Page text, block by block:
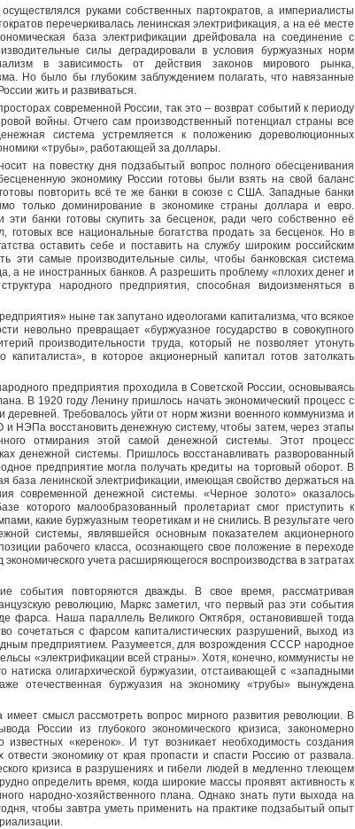
руками собственных партократов, а империалисты
перечеркивалась ленинская электрификация, а на её месте
база электрификации дрейфовала на соединение с
силы деградировали в условия буржуазных норм
в зависимость от действия законов мирового рынка,
Но было бы глубоким заблуждением полагать, что навязанные
жить и развиваться.
современной России, так это – возврат событий к периоду
войны. Отчего сам производственный потенциал страны все
система устремляется к положению дореволюционных
«трубы», работающей за доллары.
на повестку дня подзабытый вопрос полного обесценивания
экономику России готовы были взять на свой баланс
повторить всё те же банки в союзе с США. Западные банки
только доминирование в экономике страны доллара и евро.
эти банки готовы скупить за бесценок, ради чего собственно её
готовых все национальные богатства продать за бесценок. Но в
оставить себе и поставить на службу широким российским
эти самые производительные силы, чтобы банковская система
а не иностранных банков. А разрешить проблему «плохих денег и
народного предприятия, способная видоизменяться в
ныне так запутано идеологами капитализма, что всякое
невольно превращает «буржуазное государство в совокупного
производительности труда, который не позволяет утонуть
в которое акционерный капитал готов затолкать
предприятия проходила в Советской России, основываясь
В 1920 году Ленину пришлось начать экономический процесс с
Требовалось уйти от норм жизни военного коммунизма и
НЭПа восстановить денежную систему, чтобы затем, через этапы
отмирания этой самой денежной системы. Этот процесс
денежной системы. Пришлось восстанавливать разворованный
предприятие могла получать кредиты на торговый оборот. В
база ленинской электрификации, имеющая свойство держаться на
современной денежной системы. «Черное золото» оказалось
которого малообразованный пролетариат смог приступить к
какие буржуазным теоретикам и не снились. В результате чего
системы, являвшейся основным показателем акционерного
рабочего класса, осознающего свое положение в переходе
учета расширяющегося воспроизводства в затратах
события повторяются дважды. В свое время, рассматривая
революцию, Маркс заметил, что первый раз эти события
фарса. Наша параллель Великого Октября, остановившей тогда
сочетаться с фарсом капиталистических разрушений, выход из
предприятием. Разумеется, для возрождения СССР народное
«электрификации всей страны». Хотя, конечно, коммунисты не
натиска олигархической буржуазии, отстаивающей с «западными
отечественная буржуазия на экономику «трубы» вынуждена
имеет смысл рассмотреть вопрос мирного развития революции. В
России из глубокого экономического кризиса, закономерно
«керенок». И тут возникает необходимость создания
экономику от края пропасти и спасти Россию от развала.
кризиса в разрушениях и гибели людей в медленно тлеющем
определить время, когда широкие массы проявят активность к
народно-хозяйственного плана. Однако знать пути выхода на
чтобы завтра уметь применить на практике подзабытый опыт